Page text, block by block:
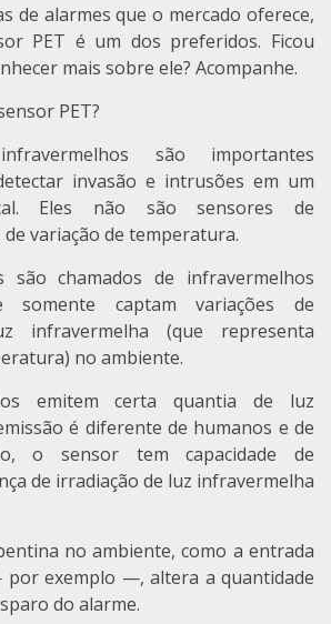
de alarmes que o mercado oferece,
PET é um dos preferidos. Ficou
mais sobre ele? Acompanhe.
PET?
são importantes
invasão e intrusões em um
Eles não são sensores de
variação de temperatura.
são chamados de infravermelhos
somente captam variações de
infravermelha (que representa
no ambiente.
emitem certa quantia de luz
é diferente de humanos e de
o sensor tem capacidade de
de irradiação de luz infravermelha
no ambiente, como a entrada
exemplo —, altera a quantidade
do alarme.